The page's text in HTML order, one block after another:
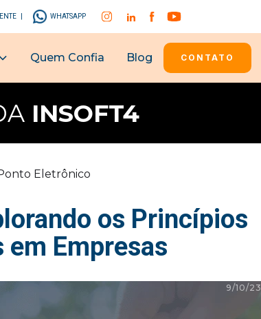
| WHATSAPP
Quem Confia Blog CONTATO
INSOFT4
Eletrônico
os Princípios
em Empresas
9/10/23